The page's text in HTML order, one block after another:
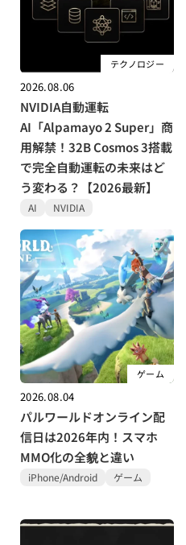
テクノロジー
2026.08.06
NVIDIA自動運転
AI「Alpamayo 2 Super」商
用解禁！32B Cosmos 3搭載
で完全自動運転の未来はど
う変わる？【2026最新】
AI NVIDIA
ゲーム
2026.08.04
パルワールドオンライン配
信日は2026年内！スマホ
MMO化の全貌と違い
iPhone/Android ゲーム